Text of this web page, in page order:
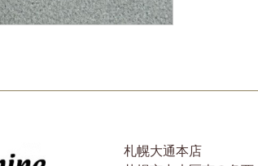
札幌大通本店